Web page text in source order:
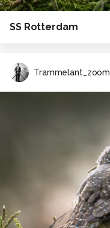
SS Rotterdam
Trammelant_zoom